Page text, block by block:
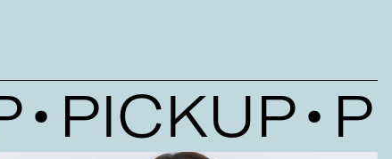
PICKUP